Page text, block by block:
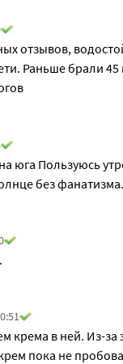
отзывов,
Раньше брали
юга Пользуюсь
без фанатизма.
крема в ней. Из-
пока не